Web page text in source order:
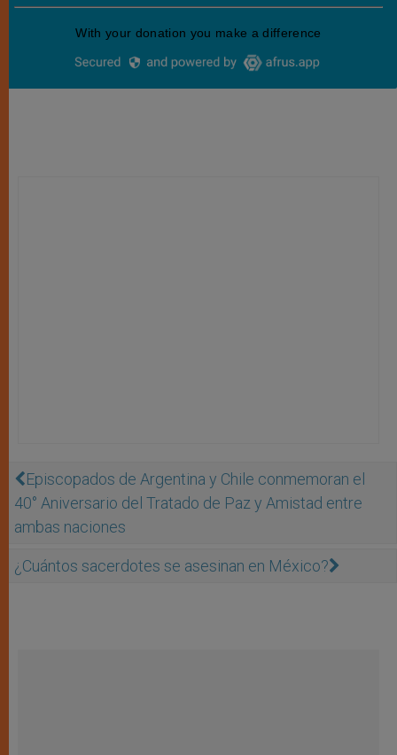
Episcopados de Argentina y Chile conmemoran el
40° Aniversario del Tratado de Paz y Amistad entre
ambas naciones
¿Cuántos sacerdotes se asesinan en México?